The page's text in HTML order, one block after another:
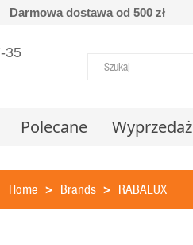
Darmowa dostawa od 500 zł
35
Polecane Wyprzedaż
Home Brands RABALUX